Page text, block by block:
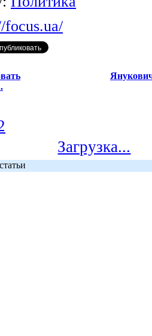
focus.ua/
Загрузка...